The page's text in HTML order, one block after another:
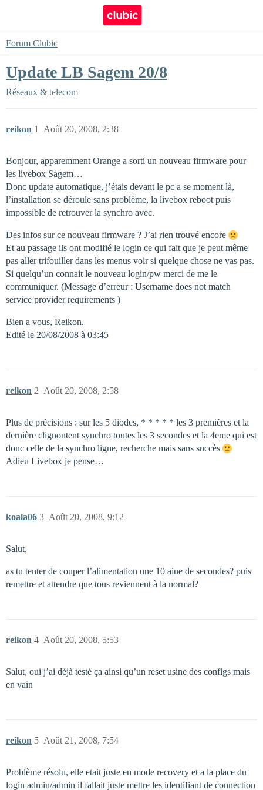
Forum Clubic
Update LB Sagem 20/8
Réseaux & telecom
reikon Août 20, 2008, 2:38
1
Bonjour, apparemment Orange a sorti un nouveau firmware pour
les livebox Sagem…
Donc update automatique, j’étais devant le pc a se moment là,
l’installation se déroule sans problème, la livebox reboot puis
impossible de retrouver la synchro avec.
Des infos sur ce nouveau firmware ? J’ai rien trouvé encore
Et au passage ils ont modifié le login ce qui fait que je peut même
pas aller trifouiller dans les menus voir si quelque chose ne vas pas.
Si quelqu’un connait le nouveau login/pw merci de me le
communiquer. (Message d’erreur : Username does not match
service provider requirements )
Bien a vous, Reikon.
Edité le 20/08/2008 à 03:45
reikon Août 20, 2008, 2:58
2
Plus de précisions : sur les 5 diodes, * * * * * les 3 premières et la
dernière clignontent synchro toutes les 3 secondes et la 4eme qui est
donc celle de la synchro ligne, recherche mais sans succès
Adieu Livebox je pense…
koala06 Août 20, 2008, 9:12
3
Salut,
as tu tenter de couper l’alimentation une 10 aine de secondes? puis
remettre et attendre que tous reviennent à la normal?
reikon Août 20, 2008, 5:53
4
Salut, oui j’ai déjà testé ça ainsi qu’un reset usine des configs mais
en vain
reikon Août 21, 2008, 7:54
5
Problème résolu, elle etait juste en mode recovery et a la place du
login admin/admin il fallait juste mettre les identifiant de connection